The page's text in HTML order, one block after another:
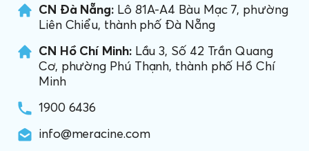
CN Đà Nẵng: Lô 81A-A4 Bàu Mạc 7, phường
Liên Chiểu, thành phố Đà Nẵng
CN Hồ Chí Minh:Lầu 3, Số 42 Trần Quang
Cơ, phường Phú Thạnh, thành phố Hồ Chí
Minh
1900 6436
info@meracine.com